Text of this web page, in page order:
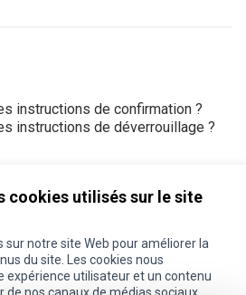
cookies utilisés sur le site
sur notre site Web pour améliorer la
du site. Les cookies nous
utilisateur et un contenu
instructions de confirmation ?
instructions de déverrouillage ?
Instagram